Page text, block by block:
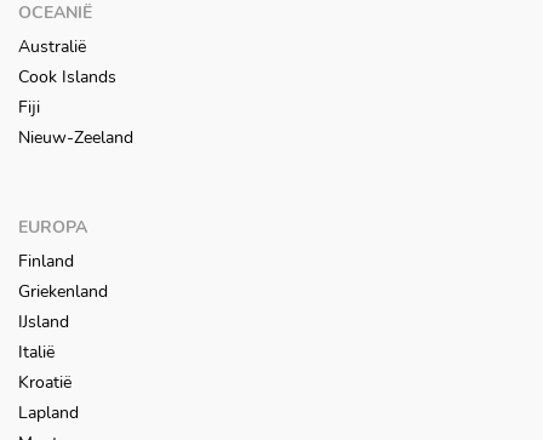
OCEANIË
Australië
Cook Islands
Fiji
Nieuw-Zeeland
EUROPA
Finland
Griekenland
IJsland
Italië
Kroatië
Lapland